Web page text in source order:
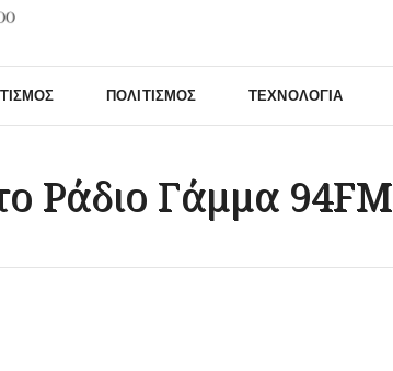
ΠΟΛΙΤΙΣΜΌΣ ΤΕΧΝΟΛΟΓΊΑ
Ράδιο Γάμμα 94FM